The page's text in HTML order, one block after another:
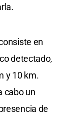
en
detectado,
y 10 km.
cabo un
de